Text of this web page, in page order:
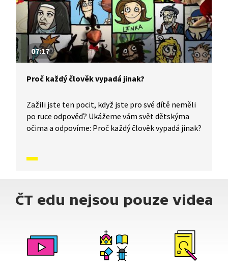
07:17
Proč každý člověk vypadá jinak?
Zažili jste ten pocit, když jste pro své dítě neměli
po ruce odpověď? Ukážeme vám svět dětskýma
očima a odpovíme: Proč každý člověk vypadá jinak?
ČT edu nejsou pouze videa